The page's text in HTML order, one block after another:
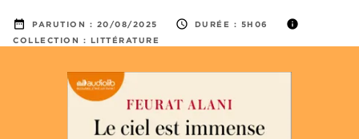
date_range PARUTION : 20/08/2025 access_time DURÉE : 5H06 info
COLLECTION : LITTÉRATURE